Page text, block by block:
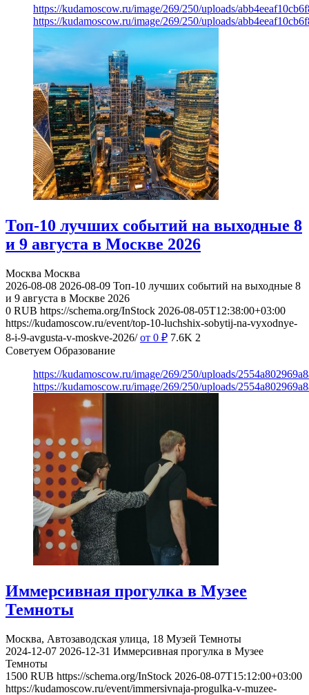
https://kudamoscow.ru/image/269/250/uploads/
https://kudamoscow.ru/image/269/250/uploads/
Топ-10 лучших событий на выходные 8
и 9 августа в Москве 2026
Москва Москва
2026-08-08 2026-08-09 Топ-10 лучших событий на выходные 8
и 9 августа в Москве 2026
0 RUB https://schema.org/InStock 2026-08-05T12:38:00+03:00
https://kudamoscow.ru/event/top-10-luchshix-sobytij-na-vyxodnye-
8-i-9-avgusta-v-moskve-2026/ от 0 ₽ 7.6K 2
Советуем Образование
https://kudamoscow.ru/image/269/250/uploads/
https://kudamoscow.ru/image/269/250/uploads/
Иммерсивная прогулка в Музее
Темноты
Москва, Автозаводская улица, 18 Музей Темноты
2024-12-07 2026-12-31 Иммерсивная прогулка в Музее
Темноты
1500 RUB https://schema.org/InStock 2026-08-07T15:12:00+03:00
https://kudamoscow.ru/event/immersivnaja-progulka-v-muzee-